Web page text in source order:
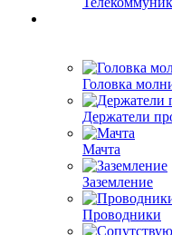
Головка
Держатели
Мачта
Заземление
Проводники